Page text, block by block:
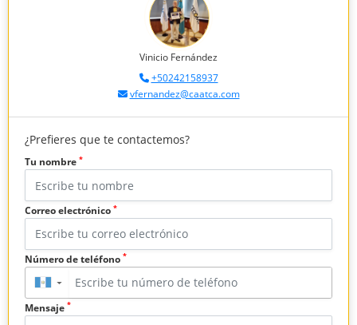
Vinicio Fernández
+50242158937
vfernandez@caatca.com
¿Prefieres que te contactemos?
Tu nombre *
Correo electrónico *
Número de teléfono *
▼
Mensaje *